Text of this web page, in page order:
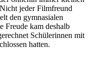
jeder Filmfreund
den gymnasialen
Freude kam deshalb
Schülerinnen mit
hatten.